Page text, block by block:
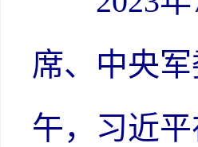
席、中央
午，习近